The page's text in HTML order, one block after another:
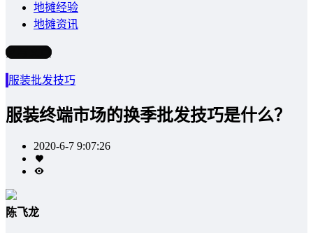
地摊经验
地摊资讯
写文章
服装批发技巧
服装终端市场的换季批发技巧是什么？
2020-6-7 9:07:26
陈飞龙